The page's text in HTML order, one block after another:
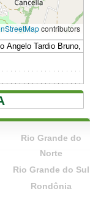
contributors
Rio Grande do
Norte
Rio Grande do Sul
Rondônia